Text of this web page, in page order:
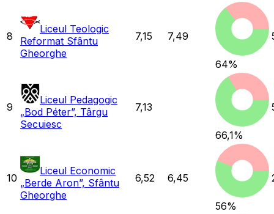
8
Liceul Teologic
Reformat Sfântu
Gheorghe
7,15 7,49
64%
9
Liceul Pedagogic
„Bod Péter”, Târgu
Secuiesc
7,13
66,1%
10
Liceul Economic
„Berde Aron”, Sfântu
Gheorghe
6,52 6,45
56%